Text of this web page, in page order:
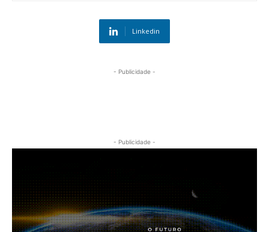
Linkedin
- Publicidade -
- Publicidade -